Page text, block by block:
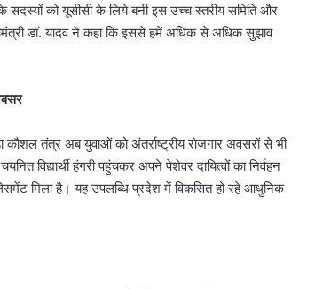
सदस्यों को यूसीसी के लिये बनी इस उच्च स्तरीय समिति और
डॉ. यादव ने कहा कि इससे हमें अधिक से अधिक सुझाव
कौशल तंत्र अब युवाओं को अंतर्राष्ट्रीय रोजगार अवसरों से भी
विद्यार्थी हंगरी पहुंचकर अपने पेशेवर दायित्वों का निर्वहन
मिला है। यह उपलब्धि प्रदेश में विकसित हो रहे आधुनिक
स्पिरिचुअल
टूरिज्म
दौड़ेंगी
इलेक्ट्रिक
चार सर्किट में दौड़ेंगी इलेक्ट्रिक बसें